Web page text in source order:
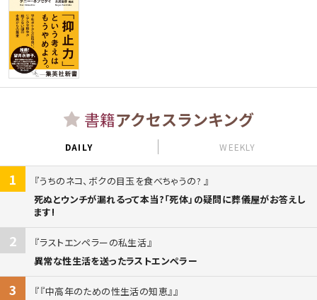
書籍アクセスランキング
DAILY WEEKLY
1
うちのネコ、ボクの目玉を食べちゃうの?
死ぬとウンチが漏れるって本当?「死体」の疑問に葬儀屋がお答えし
ます!
2
ラストエンペラーの私生活
異常な性生活を送ったラストエンペラー
3
『中高年のための性生活の知恵』